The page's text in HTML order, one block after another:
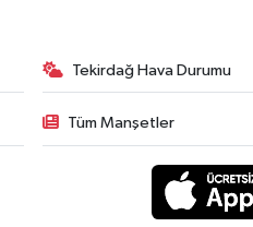
Tekirdağ Hava Durumu
Tüm Manşetler